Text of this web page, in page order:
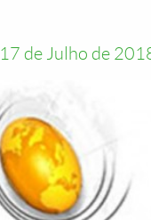
17 de Julho de